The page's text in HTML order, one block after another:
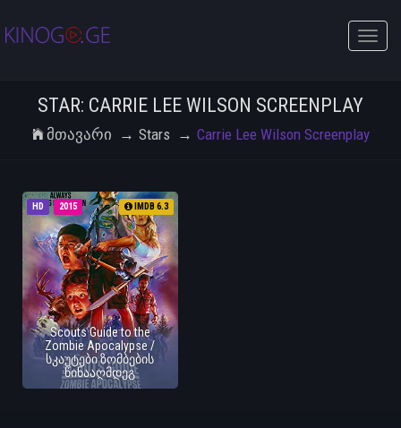
Toggle
STAR: CARRIE LEE WILSON SCREENPLAY
Მთავარი Stars Carrie Lee Wilson Screenplay
HD 2015 IMDB 6.3
Scouts Guide to the
Zombie Apocalypse /
სკაუტები ზომბების
წინააღმდეგ